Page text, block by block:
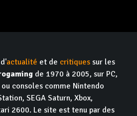
actualité et de critiques sur les
de 1970 à 2005, sur PC,
consoles comme Nintendo
SEGA Saturn, Xbox,
2600. Le site est tenu par des